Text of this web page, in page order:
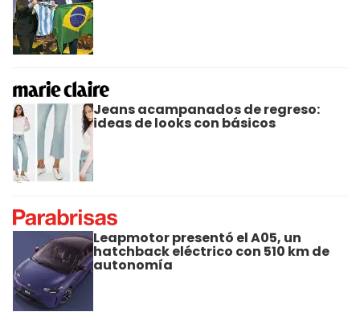
Jeans acampanados de regreso:
ideas de looks con básicos
Leapmotor presentó el A05, un
hatchback eléctrico con 510 km de
autonomía